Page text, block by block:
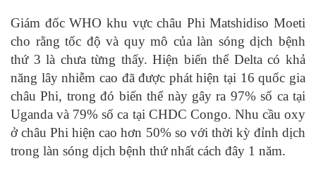
Giám đốc WHO khu vực châu Phi Matshidiso Moeti
cho rằng tốc độ và quy mô của làn sóng dịch bệnh
thứ 3 là chưa từng thấy. Hiện biến thể Delta có khả
năng lây nhiễm cao đã được phát hiện tại 16 quốc gia
châu Phi, trong đó biến thể này gây ra 97% số ca tại
Uganda và 79% số ca tại CHDC Congo. Nhu cầu oxy
ở châu Phi hiện cao hơn 50% so với thời kỳ đỉnh dịch
trong làn sóng dịch bệnh thứ nhất cách đây 1 năm.